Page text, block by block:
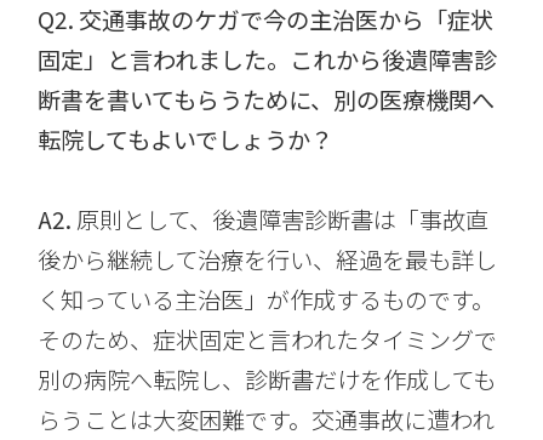
Q2. 交通事故のケガで今の主治医から「症状
固定」と言われました。これから後遺障害診
断書を書いてもらうために、別の医療機関へ
転院してもよいでしょうか？
A2. 原則として、後遺障害診断書は「事故直
後から継続して治療を行い、経過を最も詳し
く知っている主治医」が作成するものです。
そのため、症状固定と言われたタイミングで
別の病院へ転院し、診断書だけを作成しても
らうことは大変困難です。交通事故に遭われ